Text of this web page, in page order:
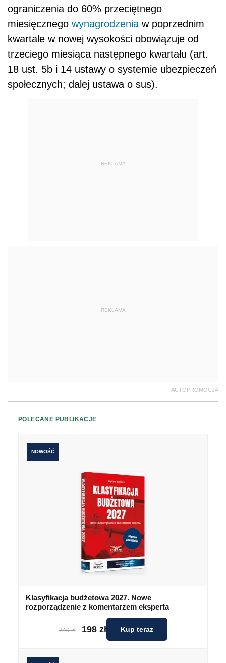
ograniczenia do 60% przeciętnego
miesięcznego wynagrodzenia w poprzednim
kwartale w nowej wysokości obowiązuje od
trzeciego miesiąca następnego kwartału (art.
18 ust. 5b i 14 ustawy o systemie ubezpieczeń
społecznych; dalej ustawa o sus).
REKLAMA
REKLAMA
AUTOPROMOCJA
POLECANE PUBLIKACJE
NOWOŚĆ
Klasyfikacja budżetowa 2027. Nowe
rozporządzenie z komentarzem eksperta
249 zł 198 zł Kup teraz